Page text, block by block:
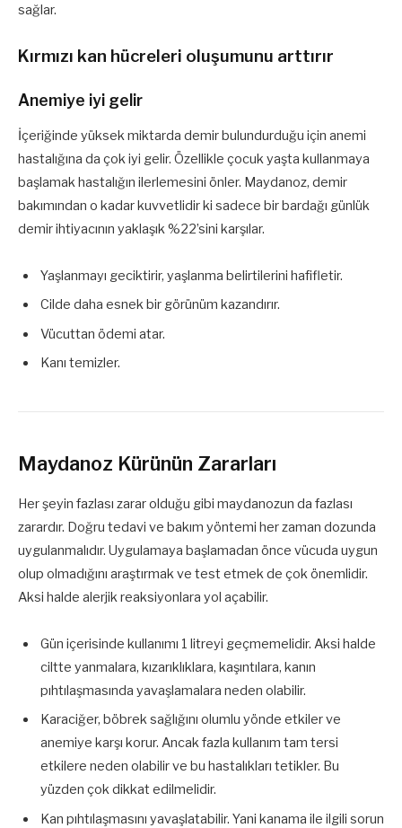
sağlar.
Kırmızı kan hücreleri oluşumunu arttırır
Anemiye iyi gelir
İçeriğinde yüksek miktarda demir bulundurduğu için anemi
hastalığına da çok iyi gelir. Özellikle çocuk yaşta kullanmaya
başlamak hastalığın ilerlemesini önler. Maydanoz, demir
bakımından o kadar kuvvetlidir ki sadece bir bardağı günlük
demir ihtiyacının yaklaşık %22’sini karşılar.
Yaşlanmayı geciktirir, yaşlanma belirtilerini hafifletir.
Cilde daha esnek bir görünüm kazandırır.
Vücuttan ödemi atar.
Kanı temizler.
Maydanoz Kürünün Zararları
Her şeyin fazlası zarar olduğu gibi maydanozun da fazlası
zarardır. Doğru tedavi ve bakım yöntemi her zaman dozunda
uygulanmalıdır. Uygulamaya başlamadan önce vücuda uygun
olup olmadığını araştırmak ve test etmek de çok önemlidir.
Aksi halde alerjik reaksiyonlara yol açabilir.
Gün içerisinde kullanımı 1 litreyi geçmemelidir. Aksi halde
ciltte yanmalara, kızarıklıklara, kaşıntılara, kanın
pıhtılaşmasında yavaşlamalara neden olabilir.
Karaciğer, böbrek sağlığını olumlu yönde etkiler ve
anemiye karşı korur. Ancak fazla kullanım tam tersi
etkilere neden olabilir ve bu hastalıkları tetikler. Bu
yüzden çok dikkat edilmelidir.
Kan pıhtılaşmasını yavaşlatabilir. Yani kanama ile ilgili sorun